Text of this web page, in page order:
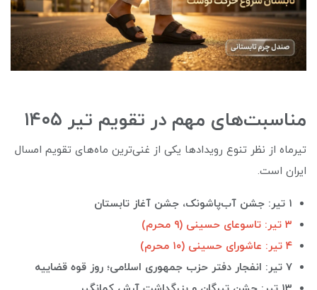
مناسبت‌های مهم در تقویم تیر ۱۴۰۵
تیرماه از نظر تنوع رویدادها یکی از غنی‌ترین ماه‌های تقویم امسال
ایران است.
۱ تیر: جشن آب‌پاشونک، جشن آغاز تابستان
۳ تیر: تاسوعای حسینی (۹ محرم)
۴ تیر: عاشورای حسینی (۱۰ محرم)
۷ تیر: انفجار دفتر حزب جمهوری اسلامی؛ روز قوه قضاییه